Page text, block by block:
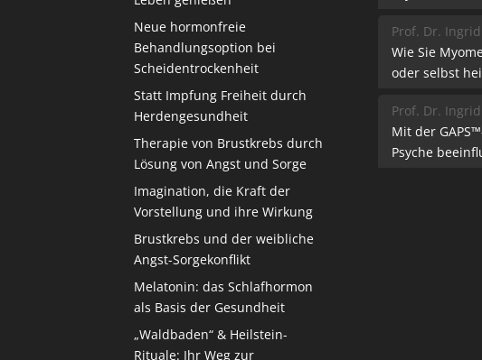
Neue hormonfreie
Behandlungsoption bei
Scheidentrockenheit
Statt Impfung Freiheit durch
Herdengesundheit
Therapie von Brustkrebs durch
Lösung von Angst und Sorge
Imagination, die Kraft der
Vorstellung und ihre Wirkung
Brustkrebs und der weibliche
Angst-Sorgekonflikt
Melatonin: das Schlafhormon
als Basis der Gesundheit
„Waldbaden“ & Heilstein-
Rituale: Ihr Weg zur
Prof. Dr.
Wie Sie
oder selbst
Prof. Dr.
Mit der
Psyche